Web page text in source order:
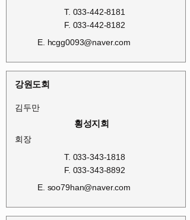
T. 033-442-8181
F. 033-442-8182
E. hcgg0093@naver.com
강원도회
김두만
횡성지회
회장
T. 033-343-1818
F. 033-343-8892
E. soo79han@naver.com